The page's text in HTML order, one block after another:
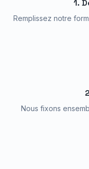
1.
Remplissez notre
Nous fixons